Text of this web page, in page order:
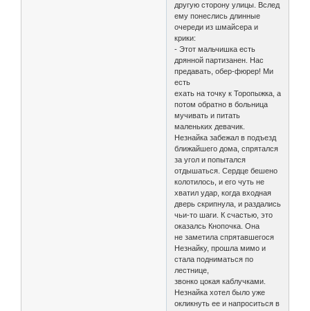
другую сторону улицы. Вслед
ему понеслись длинные
очереди из шмайсера и
крики:
- Этот мальчишка есть
дрянной партизанен. Нас
предавать, обер-фюрер! Ми
есть
ехать на точку к Торопыжка, а
потом обратно в больница
мучивать и питать
маленьких девачик.
Незнайка забежал в подъезд
ближайшего дома, спрятался
за угол и попытался
отдышаться. Сердце бешено
колотилось, и его чуть не
хватил удар, когда входная
дверь скрипнула, и раздались
чьи-то шаги. К счастью, это
оказалсь Кнопочка. Она
не заметила спрятавшегося
Незнайку, прошла мимо и
стала подниматься по
лестнице,
звонко цокая каблучками.
Незнайка хотел было уже
окликнуть ее и напроситься в